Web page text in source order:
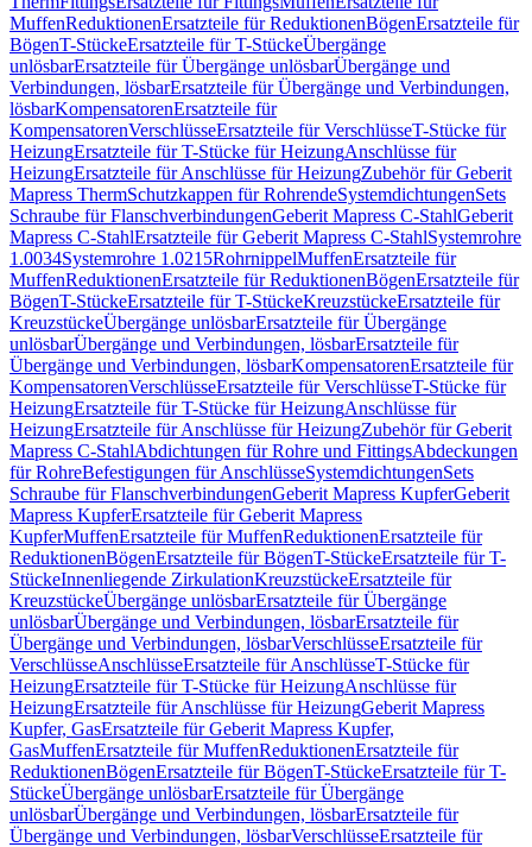
MuffenReduktionenErsatzteile für ReduktionenBögenErsatzteile für
BögenT-StückeErsatzteile für T-StückeÜbergänge
unlösbarErsatzteile für Übergänge unlösbarÜbergänge und
Verbindungen, lösbarErsatzteile für Übergänge und Verbindungen,
lösbarKompensatorenErsatzteile für
KompensatorenVerschlüsseErsatzteile für VerschlüsseT-Stücke für
HeizungErsatzteile für T-Stücke für HeizungAnschlüsse für
HeizungErsatzteile für Anschlüsse für HeizungZubehör für Geberit
Mapress ThermSchutzkappen für RohrendeSystemdichtungenSets
Schraube für FlanschverbindungenGeberit Mapress C-StahlGeberit
Mapress C-StahlErsatzteile für Geberit Mapress C-StahlSystemrohre
1.0034Systemrohre 1.0215RohrnippelMuffenErsatzteile für
MuffenReduktionenErsatzteile für ReduktionenBögenErsatzteile für
BögenT-StückeErsatzteile für T-StückeKreuzstückeErsatzteile für
KreuzstückeÜbergänge unlösbarErsatzteile für Übergänge
unlösbarÜbergänge und Verbindungen, lösbarErsatzteile für
Übergänge und Verbindungen, lösbarKompensatorenErsatzteile für
KompensatorenVerschlüsseErsatzteile für VerschlüsseT-Stücke für
HeizungErsatzteile für T-Stücke für HeizungAnschlüsse für
HeizungErsatzteile für Anschlüsse für HeizungZubehör für Geberit
Mapress C-StahlAbdichtungen für Rohre und FittingsAbdeckungen
für RohreBefestigungen für AnschlüsseSystemdichtungenSets
Schraube für FlanschverbindungenGeberit Mapress KupferGeberit
Mapress KupferErsatzteile für Geberit Mapress
KupferMuffenErsatzteile für MuffenReduktionenErsatzteile für
ReduktionenBögenErsatzteile für BögenT-StückeErsatzteile für T-
StückeInnenliegende ZirkulationKreuzstückeErsatzteile für
KreuzstückeÜbergänge unlösbarErsatzteile für Übergänge
unlösbarÜbergänge und Verbindungen, lösbarErsatzteile für
Übergänge und Verbindungen, lösbarVerschlüsseErsatzteile für
VerschlüsseAnschlüsseErsatzteile für AnschlüsseT-Stücke für
HeizungErsatzteile für T-Stücke für HeizungAnschlüsse für
HeizungErsatzteile für Anschlüsse für HeizungGeberit Mapress
Kupfer, GasErsatzteile für Geberit Mapress Kupfer,
GasMuffenErsatzteile für MuffenReduktionenErsatzteile für
ReduktionenBögenErsatzteile für BögenT-StückeErsatzteile für T-
StückeÜbergänge unlösbarErsatzteile für Übergänge
unlösbarÜbergänge und Verbindungen, lösbarErsatzteile für
Übergänge und Verbindungen, lösbarVerschlüsseErsatzteile für